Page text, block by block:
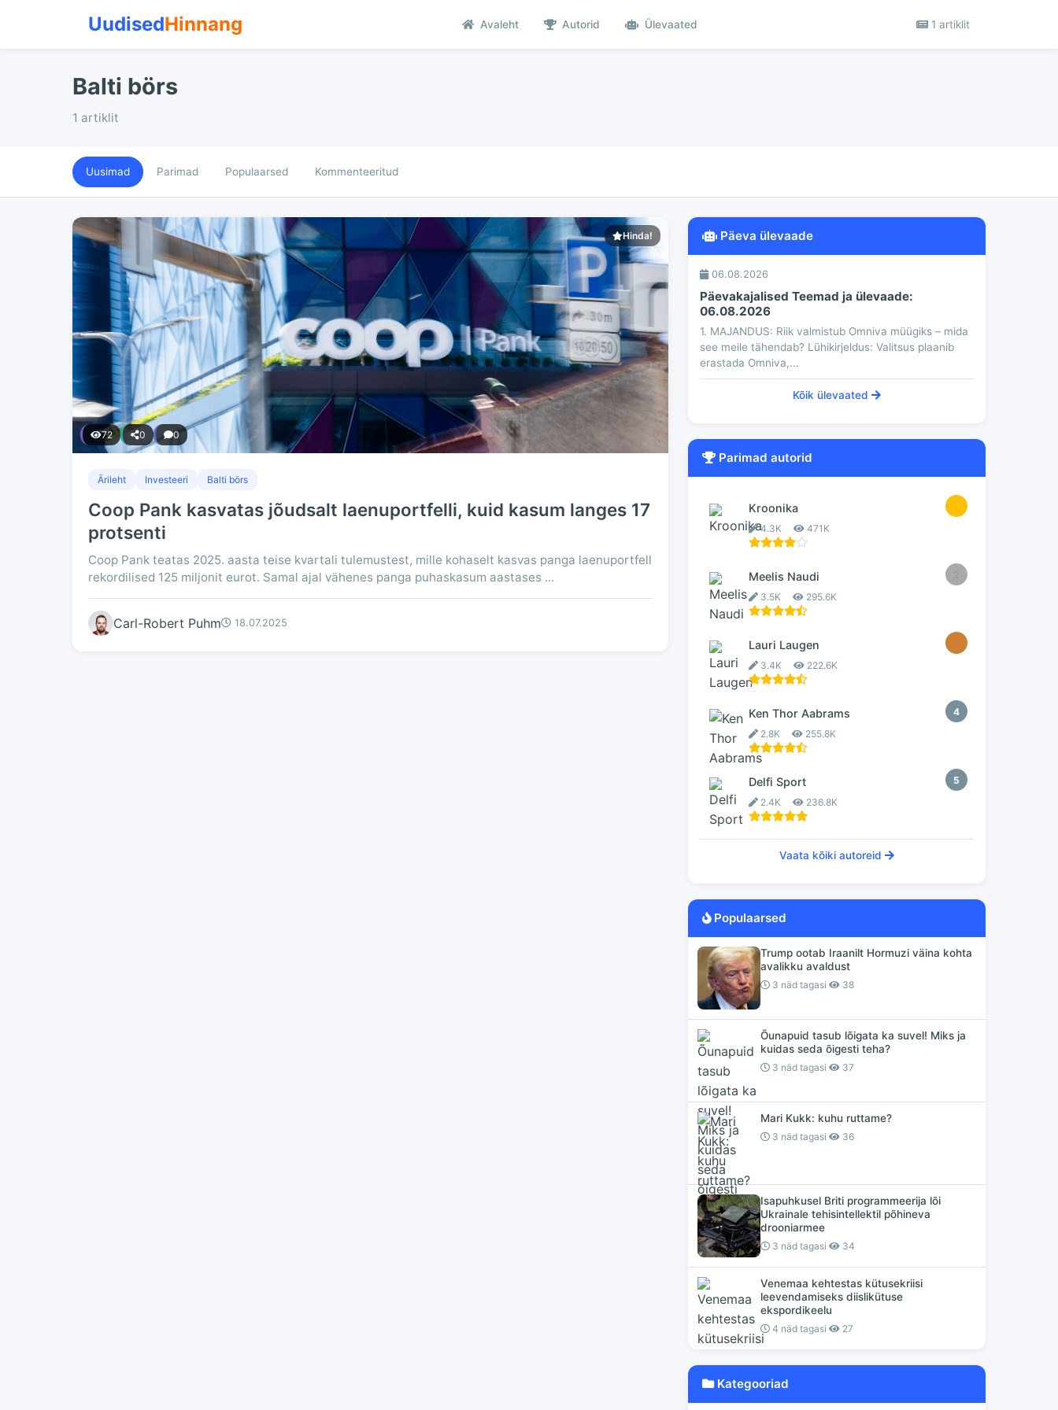
UudisedHinnang Avaleht Autorid Ülevaated 1 artiklit
Balti börs
1 artiklit
Uusimad Parimad Populaarsed Kommenteeritud
Hinda!
72 0 0
Ärileht Investeeri Balti börs
Coop Pank kasvatas jõudsalt laenuportfelli, kuid kasum langes 17
protsenti
Coop Pank teatas 2025. aasta teise kvartali tulemustest, mille kohaselt kasvas panga laenuportfell
rekordilised 125 miljonit eurot. Samal ajal vähenes panga puhaskasum aastases ...
Carl-Robert Puhm 18.07.2025
Päeva ülevaade
06.08.2026
Päevakajalised Teemad ja ülevaade:
06.08.2026
1. MAJANDUS: Riik valmistub Omniva müügiks – mida
see meile tähendab? Lühikirjeldus: Valitsus plaanib
erastada Omniva,...
Kõik ülevaated
Parimad autorid
Kroonika
4.3K 471K
Meelis Naudi
3.5K 295.6K
Lauri Laugen
3.4K 222.6K
4
Ken Thor Aabrams
2.8K 255.8K
5
Delfi Sport
2.4K 236.8K
Vaata kõiki autoreid
Populaarsed
Trump ootab Iraanilt Hormuzi väina kohta
avalikku avaldust
3 näd tagasi 38
Õunapuid tasub lõigata ka suvel! Miks ja
kuidas seda õigesti teha?
3 näd tagasi 37
Mari Kukk: kuhu ruttame?
3 näd tagasi 36
Isapuhkusel Briti programmeerija lõi
Ukrainale tehisintellektil põhineva
drooniarmee
3 näd tagasi 34
Venemaa kehtestas kütusekriisi
leevendamiseks diislikütuse
ekspordikeelu
4 näd tagasi 27
Kategooriad